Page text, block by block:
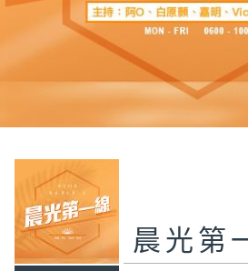
晨光第